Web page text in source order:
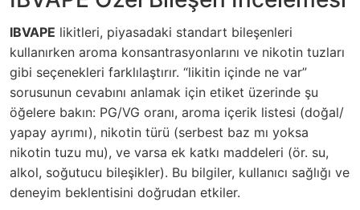
IBVAPE likitleri, piyasadaki standart bileşenleri
kullanırken aroma konsantrasyonlarını ve nikotin tuzları
gibi seçenekleri farklılaştırır. “likitin içinde ne var”
sorusunun cevabını anlamak için etiket üzerinde şu
öğelere bakın: PG/VG oranı, aroma içerik listesi (doğal/
yapay ayrımı), nikotin türü (serbest baz mı yoksa
nikotin tuzu mu), ve varsa ek katkı maddeleri (ör. su,
alkol, soğutucu bileşikler). Bu bilgiler, kullanıcı sağlığı ve
deneyim beklentisini doğrudan etkiler.